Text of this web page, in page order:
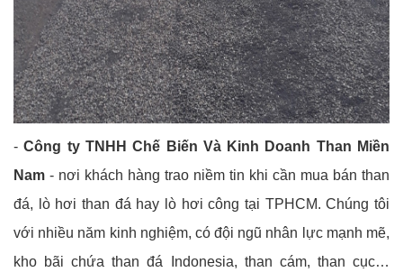
-Công ty TNHH Chế Biến Và Kinh Doanh Than Miền
Nam - nơi khách hàng trao niềm tin khi cần mua bán than
đá, lò hơi than đá hay lò hơi công tại TPHCM. Chúng tôi
với nhiều năm kinh nghiệm, có đội ngũ nhân lực mạnh mẽ,
kho bãi chứa than đá Indonesia, than cám, than cục…